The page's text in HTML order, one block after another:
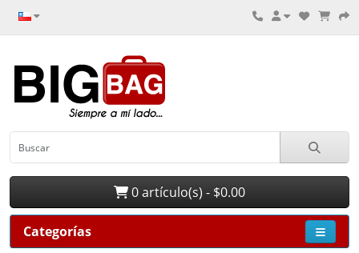
0 artículo(s) - $0.00
Categorías